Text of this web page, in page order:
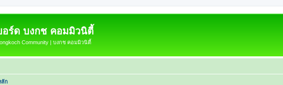
อร์ด บงกช คอมมิวนิตี้
Community | บงกช คอมมิวนิตี้
ลัก